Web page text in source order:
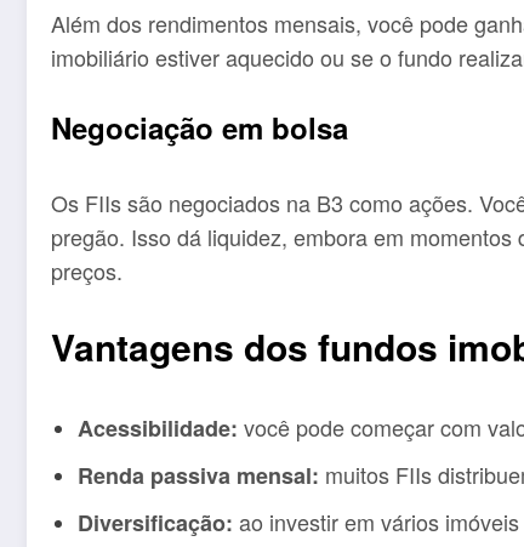
Além dos rendimentos mensais, você pode
imobiliário estiver aquecido ou se o fundo
Negociação em bolsa
Os FIIs são negociados na B3 como ações.
pregão. Isso dá liquidez, embora em
preços.
Vantagens dos fundos
Acessibilidade: você pode começar com
Renda passiva mensal: muitos FIIs
Diversificação: ao investir em vários